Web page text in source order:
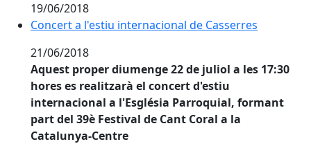
19/06/2018
Concert a l'estiu internacional de Casserres
Concert a l'estiu internacional de Casserres
21/06/2018
Aquest proper diumenge 22 de juliol a les 17:30
hores es realitzarà el concert d'estiu
internacional a l'Església Parroquial, formant
part del 39è Festival de Cant Coral a la
Catalunya-Centre